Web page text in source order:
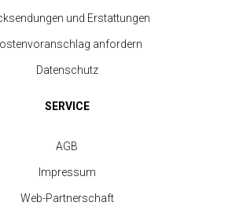
Schürze
und Erstattungen
anfordern
Datenschutz
SERVICE
AGB
Impressum
Web-Partnerschaft